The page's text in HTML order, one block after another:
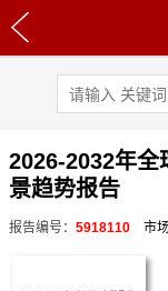
2026-2032年全
景趋势报告
报告编号： 5918110 市